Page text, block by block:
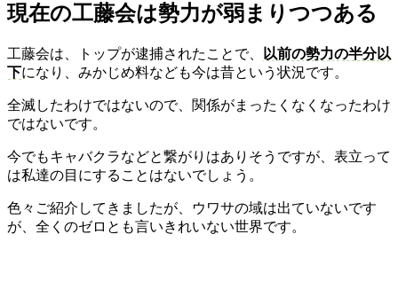
現在の工藤会は勢力が弱まりつつある
工藤会は、トップが逮捕されたことで、
以前の勢力の半分以
下になり、みかじめ料なども今は昔という状況です。
全滅したわけではないので、関係がまったくなくなったわけ
ではないです。
今でもキャバクラなどと繋がりはありそうですが、表立って
は私達の目にすることはないでしょう。
色々ご紹介してきましたが、ウワサの域は出ていないです
が、全くのゼロとも言いきれいない世界です。